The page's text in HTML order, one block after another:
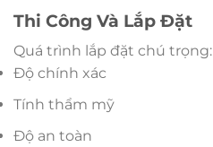
Thi Công Và Lắp Đặt
Quá trình lắp đặt chú trọng:
Độ chính xác
Tính thẩm mỹ
Độ an toàn